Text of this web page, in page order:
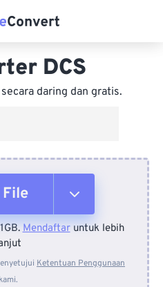
DCS
daring dan gratis.
Mendaftaruntuk lebih
Ketentuan Penggunaan
kami.